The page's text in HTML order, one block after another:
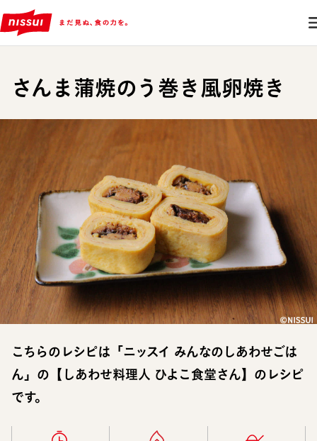
さんま蒲焼のう巻き風卵焼き
こちらのレシピは「ニッスイ みんなのしあわせごは
ん」の【しあわせ料理人 ひよこ食堂さん】のレシピ
です。